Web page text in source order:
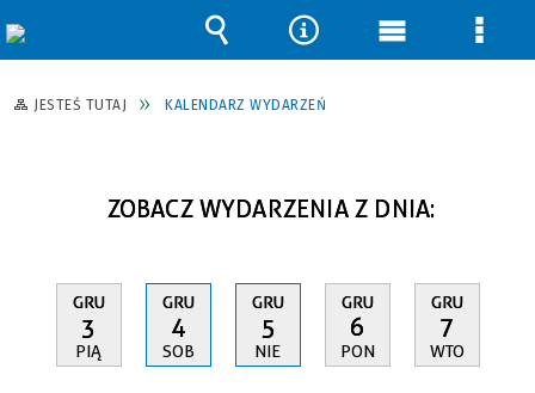
JESTEŚ TUTAJ KALENDARZ WYDARZEŃ
ZOBACZ WYDARZENIA Z DNIA:
GRU
3
PIĄ
GRU
4
SOB
GRU
5
NIE
GRU
6
PON
GRU
7
WTO
Wyszukiwarka
Narzędzia
Menu Menu